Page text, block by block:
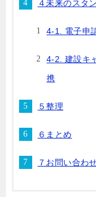
４未来のスタ
4-1. 電子申
4-2. 建設キ
携
５整理
６まとめ
７お問い合わ